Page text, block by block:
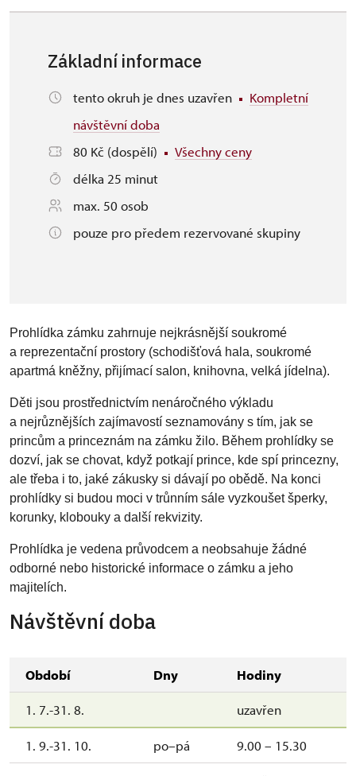
Základní informace
tento okruh je dnes uzavřen
Kompletní
návštěvní doba
80 Kč (dospělí)
Všechny ceny
délka 25 minut
max. 50 osob
pouze pro předem rezervované skupiny
Prohlídka zámku zahrnuje nejkrásnější soukromé
a reprezentační prostory (schodišťová hala, soukromé
apartmá kněžny, přijímací salon, knihovna, velká jídelna).
Děti jsou prostřednictvím nenáročného výkladu
a nejrůznějších zajímavostí seznamovány s tím, jak se
princům a princeznám na zámku žilo. Během prohlídky se
dozví, jak se chovat, když potkají prince, kde spí princezny,
ale třeba i to, jaké zákusky si dávají po obědě. Na konci
prohlídky si budou moci v trůnním sále vyzkoušet šperky,
korunky, klobouky a další rekvizity.
Prohlídka je vedena průvodcem a neobsahuje žádné
odborné nebo historické informace o zámku a jeho
majitelích.
Návštěvní doba
Období Dny Hodiny
1. 7.-31. 8. uzavřen
1. 9.-31. 10. po–pá 9.00 – 15.30